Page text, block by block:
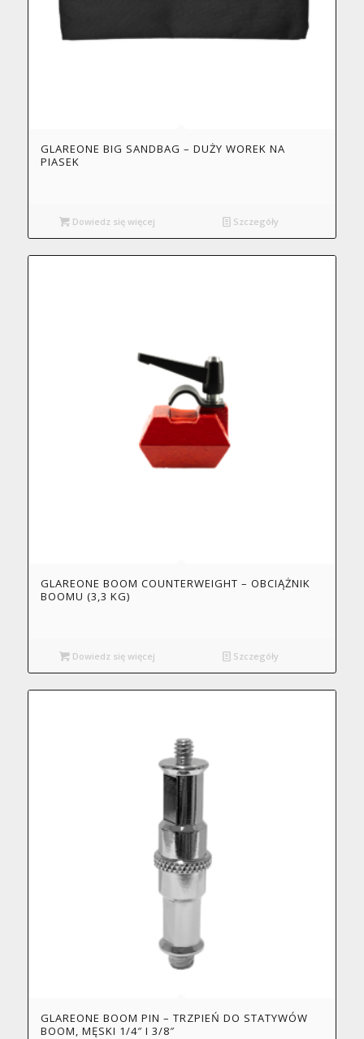
GLAREONE BIG SANDBAG – DUŻY WOREK NA
PIASEK
Dowiedz się więcej Szczegóły
GLAREONE BOOM COUNTERWEIGHT – OBCIĄŻNIK
BOOMU (3,3 KG)
Dowiedz się więcej Szczegóły
GLAREONE BOOM PIN – TRZPIEŃ DO STATYWÓW
BOOM, MĘSKI 1/4″ I 3/8″